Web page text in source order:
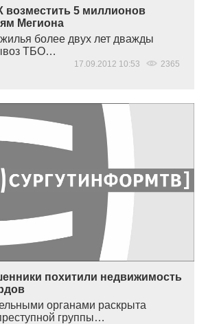
возместить 5 миллионов
Мегиона
более двух лет дважды
ТБО…
17.09.2012 10:53 2365
похитили недвижимость
органами раскрыта
группы…